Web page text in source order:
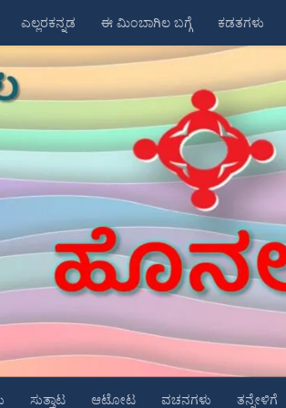
ಎಲ್ಲರಕನ್ನಡ ಈ ಮಿಂಬಾಗಿಲ ಬಗ್ಗೆ ಕಡತಗಳು
ಸುತ್ತಾಟ ಆಟೋಟ ವಚನಗಳು ತನ್ನೇಳಿಗೆ